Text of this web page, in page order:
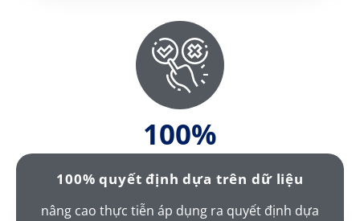
100%
100% quyết định dựa trên dữ liệu
nâng cao thực tiễn áp dụng ra quyết định dựa